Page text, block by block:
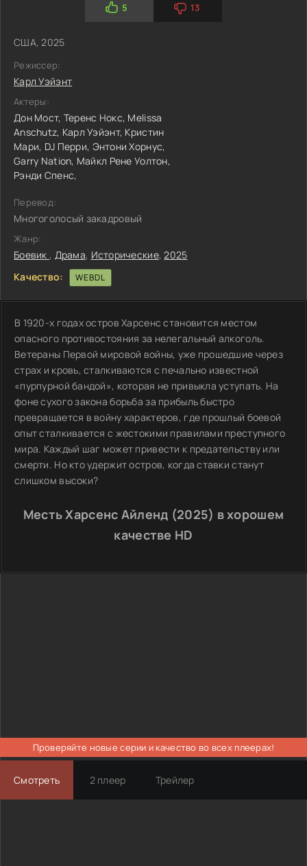
5 13
США, 2025
Режиссер:
Карл Уэйэнт
Актеры:
Дон Мост, Теренс Нокс, Melissa
Anschutz, Карл Уэйэнт, Кристин
Мари, DJ Перри, Энтони Хорнус,
Garry Nation, Майкл Рене Уолтон,
Рэнди Спенс,
Перевод:
Многоголосый закадровый
Жанр:
Боевик , Драма, Исторические,2025
Качество:
WEBDL
В 1920-х годах остров Харсенс становится местом
опасного противостояния за нелегальный алкоголь.
Ветераны Первой мировой войны, уже прошедшие через
страх и кровь, сталкиваются с печально известной
«пурпурной бандой», которая не привыкла уступать. На
фоне сухого закона борьба за прибыль быстро
превращается в войну характеров, где прошлый боевой
опыт сталкивается с жестокими правилами преступного
мира. Каждый шаг может привести к предательству или
смерти. Но кто удержит остров, когда ставки станут
слишком высоки?
Месть Харсенс Айленд (2025) в хорошем
качестве HD
Проверяйте новые серии и качество во всех плеерах!
Смотреть 2 плеер Трейлер